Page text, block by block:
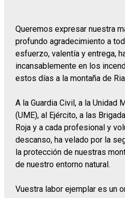
Queremos expresar nuestra
profundo agradecimiento a
esfuerzo, valentía y entrega,
incansablemente en los
estos días a la montaña de
A la Guardia Civil, a la Unidad
(UME), al Ejército, a las
Roja y a cada profesional y
descanso, ha velado por la
la protección de nuestras
de nuestro entorno natural.
Vuestra labor ejemplar es un